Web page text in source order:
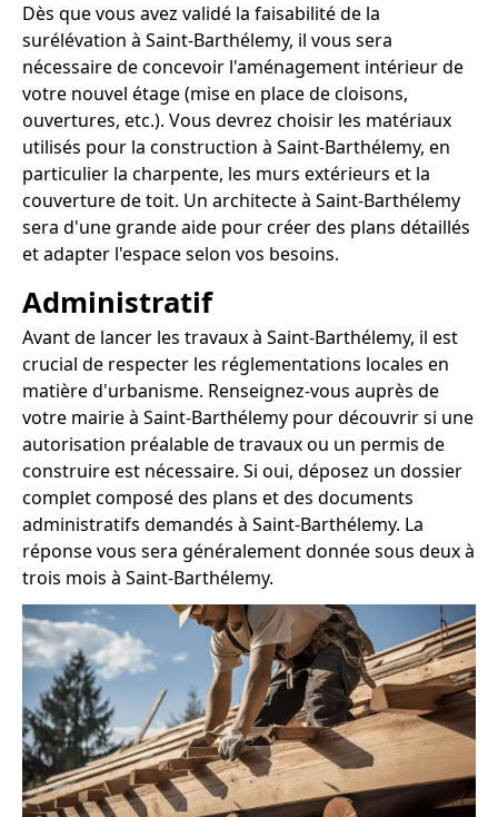
Dès que vous avez validé la faisabilité de la
surélévation à Saint-Barthélemy, il vous sera
nécessaire de concevoir l'aménagement intérieur de
votre nouvel étage (mise en place de cloisons,
ouvertures, etc.). Vous devrez choisir les matériaux
utilisés pour la construction à Saint-Barthélemy, en
particulier la charpente, les murs extérieurs et la
couverture de toit. Un architecte à Saint-Barthélemy
sera d'une grande aide pour créer des plans détaillés
et adapter l'espace selon vos besoins.
Administratif
Avant de lancer les travaux à Saint-Barthélemy, il est
crucial de respecter les réglementations locales en
matière d'urbanisme. Renseignez-vous auprès de
votre mairie à Saint-Barthélemy pour découvrir si une
autorisation préalable de travaux ou un permis de
construire est nécessaire. Si oui, déposez un dossier
complet composé des plans et des documents
administratifs demandés à Saint-Barthélemy. La
réponse vous sera généralement donnée sous deux à
trois mois à Saint-Barthélemy.